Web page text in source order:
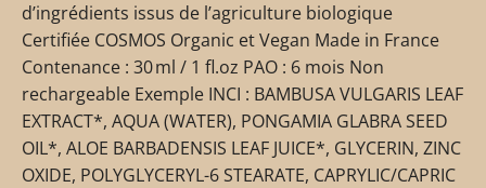
d’ingrédients issus de l’agriculture biologique
Certifiée COSMOS Organic et Vegan Made in France
Contenance : 30 ml / 1 fl.oz PAO : 6 mois Non
rechargeable Exemple INCI : BAMBUSA VULGARIS LEAF
EXTRACT*, AQUA (WATER), PONGAMIA GLABRA SEED
OIL*, ALOE BARBADENSIS LEAF JUICE*, GLYCERIN, ZINC
OXIDE, POLYGLYCERYL-6 STEARATE, CAPRYLIC/CAPRIC